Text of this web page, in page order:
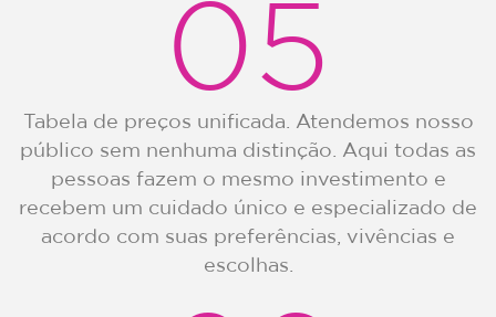
05
Tabela de preços unificada. Atendemos nosso
público sem nenhuma distinção. Aqui todas as
pessoas fazem o mesmo investimento e
recebem um cuidado único e especializado de
acordo com suas preferências, vivências e
escolhas.